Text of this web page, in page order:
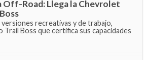
Off-Road: Llega la Chevrolet
recreativas y de trabajo,
Trail Boss que certifica sus capacidades